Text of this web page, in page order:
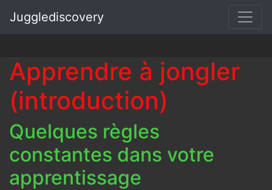
Jugglediscovery
Apprendre à jongler
(introduction)
Quelques règles
constantes dans votre
apprentissage